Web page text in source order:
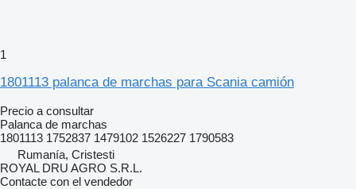
1
1801113 palanca de marchas para Scania camión
Precio a consultar
Palanca de marchas
1801113 1752837 1479102 1526227 1790583
Rumanía, Cristesti
ROYAL DRU AGRO S.R.L.
Contacte con el vendedor